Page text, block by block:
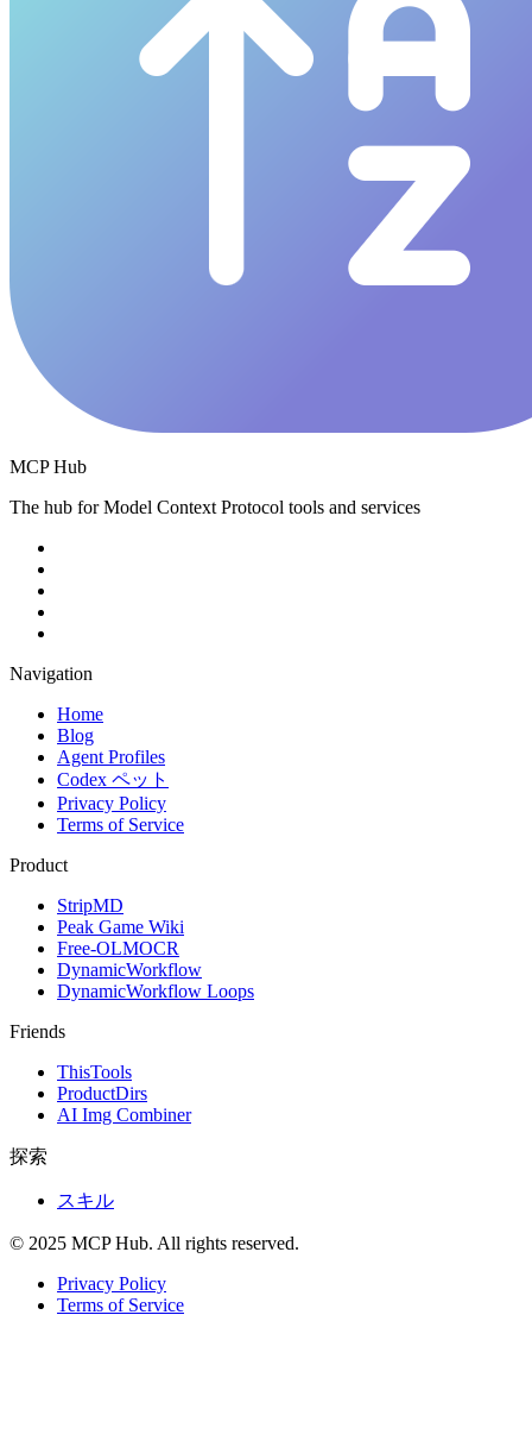
MCP Hub
The hub for Model Context Protocol tools and services
Navigation
Home
Blog
Agent Profiles
Codex ペット
Privacy Policy
Terms of Service
Product
StripMD
Peak Game Wiki
Free-OLMOCR
DynamicWorkflow
DynamicWorkflow Loops
Friends
ThisTools
ProductDirs
AI Img Combiner
探索
スキル
© 2025 MCP Hub. All rights reserved.
Privacy Policy
Terms of Service